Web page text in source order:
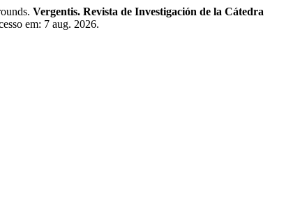
Vergentis. Revista de Investigación de la Cátedra
em: 7 aug. 2026.